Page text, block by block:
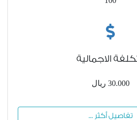
الاجمالية
30.000 ريال
تفاصيل أكثر ...